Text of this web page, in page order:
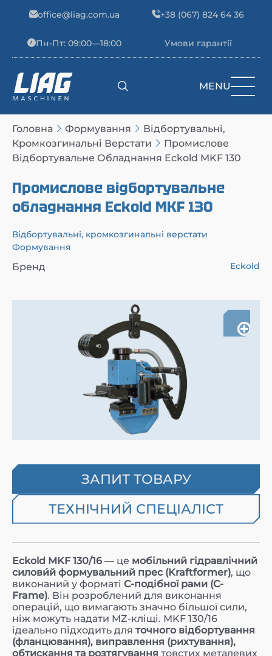
office@liag.com.ua +38 (067) 824 64 36
Пн-Пт: 09:00—18:00 Умови гарантії
Main Navigation MENU
Головна Формування
Відбортувальні,
Кромкозгинальні Верстати
Промислове
Відбортувальне Обладнання Eckold MKF 130
Промислове відбортувальне
обладнання Eckold MKF 130
Відбортувальні, кромкозгинальні верстати
Формування
Бренд Eckold
ЗАПИТ ТОВАРУ
ТЕХНІЧНИЙ СПЕЦІАЛІСТ
Eckold MKF 130/16 — це мобільний гідравлічний
силови́й формувальний прес (Kraftformer), що
виконаний у форматі C-подібної рами (C-
Frame). Він розроблений для виконання
операцій, що вимагають значно більшої сили,
ніж можуть надати MZ-кліщі. MKF 130/16
ідеально підходить для точного відбортування
(фланцювання), виправлення (рихтування),
обтискання та розтягування товстих металевих